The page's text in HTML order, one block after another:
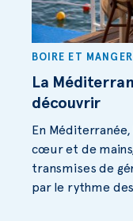
BOIRE ET MANGER
La
découvrir
En
cœur et de
transmises de
par le rythme